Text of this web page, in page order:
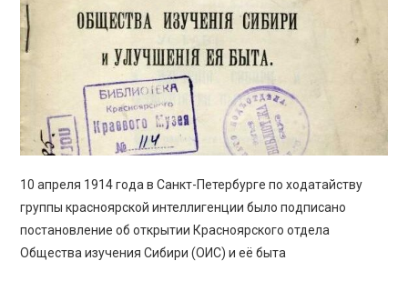
10 апреля 1914 года в Санкт-Петербурге по ходатайству
группы красноярской интеллигенции было подписано
постановление об открытии Красноярского отдела
Общества изучения Сибири (ОИС) и её быта